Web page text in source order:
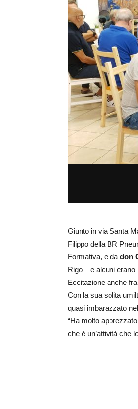
Giunto in via Santa
Filippo della BR
Formativa, e da don
Rigo – e alcuni
Eccitazione anche
Con la sua solita
quasi imbarazzato nel
“Ha molto
che è un’attività che